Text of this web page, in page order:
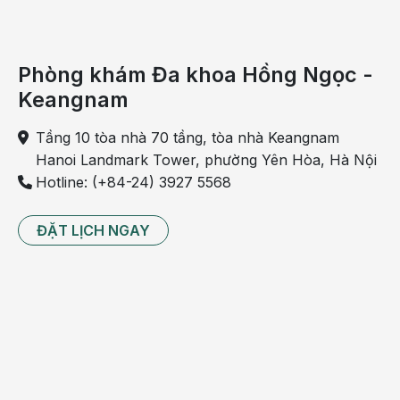
– Bệnh viện tư nhân đầu tiên đạt tiêu chuẩn toàn cầu
về phẫu thuật ngoại khoa, được chứng nhận bởi
Hiệp hội Phẫu thuật Hoàng Gia Anh (RCS)
– TS.BS Lê Quang Huy: chuyên gia phẫu thuật chấn
thương chỉnh hình, được đào tạo bài bản tại Châu Âu
– làm chủ các kỹ thuật hiện đại, ít xâm lấn
Phòng khám Đa khoa Hồng Ngọc -
Keangnam
Tầng 10 tòa nhà 70 tầng, tòa nhà Keangnam
Hanoi Landmark Tower, phường Yên Hòa, Hà Nội
Hotline: (+84-24) 3927 5568
ĐẶT LỊCH NGAY